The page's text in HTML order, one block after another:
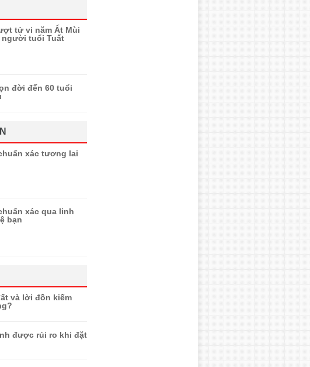
tử vi năm Ất Mùi
người tuổi Tuất
đời đến 60 tuổi
xác tương lai
xác qua linh
bạn
và lời đồn kiếm
được rủi ro khi đặt